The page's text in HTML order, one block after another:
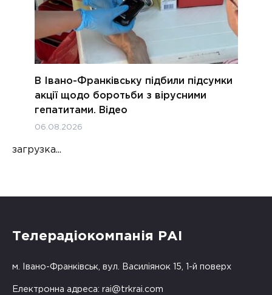
В Івано-Франківську підбили підсумки
акції щодо боротьби з вірусними
гепатитами. Відео
06.08.2026
загрузка...
Телерадіокомпанія РАІ
м. Івано-Франківськ, вул. Василіянок 15, 1-й поверх
Електронна адреса: rai@trkrai.com